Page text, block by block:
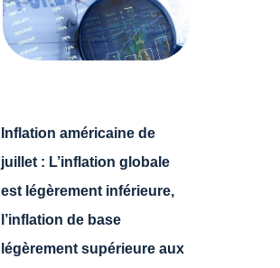
Inflation américaine de
juillet : L’inflation globale
est légèrement inférieure,
l’inflation de base
légèrement supérieure aux